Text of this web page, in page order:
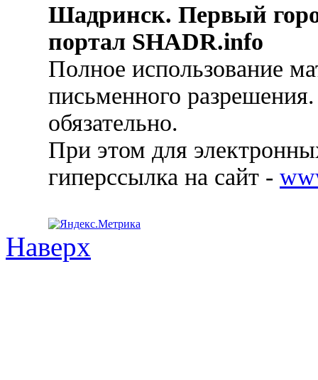
Шадринск. Первый
портал SHADR.info
Полное использование
письменного
обязательно.
При этом для
гиперссылка на сайт -
Наверх